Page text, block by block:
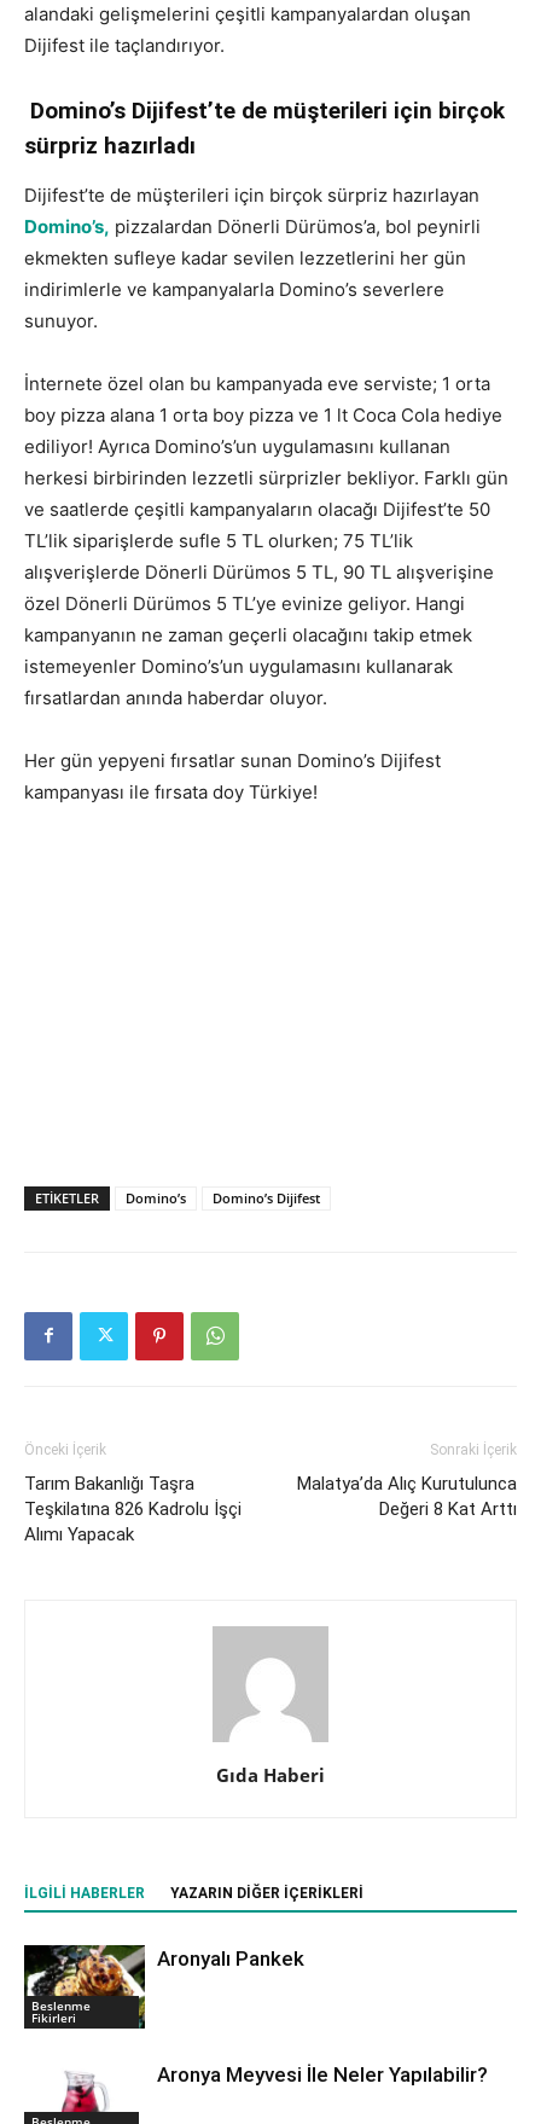
alandaki gelişmelerini çeşitli kampanyalardan oluşan
Dijifest ile taçlandırıyor.
Domino’s Dijifest’te de müşterileri için birçok
sürpriz hazırladı
Dijifest’te de müşterileri için birçok sürpriz hazırlayan
Domino’s, pizzalardan Dönerli Dürümos’a, bol peynirli
ekmekten sufleye kadar sevilen lezzetlerini her gün
indirimlerle ve kampanyalarla Domino’s severlere
sunuyor.
İnternete özel olan bu kampanyada eve serviste; 1 orta
boy pizza alana 1 orta boy pizza ve 1 lt Coca Cola hediye
ediliyor! Ayrıca Domino’s’un uygulamasını kullanan
herkesi birbirinden lezzetli sürprizler bekliyor. Farklı gün
ve saatlerde çeşitli kampanyaların olacağı Dijifest’te 50
TL’lik siparişlerde sufle 5 TL olurken; 75 TL’lik
alışverişlerde Dönerli Dürümos 5 TL, 90 TL alışverişine
özel Dönerli Dürümos 5 TL’ye evinize geliyor. Hangi
kampanyanın ne zaman geçerli olacağını takip etmek
istemeyenler Domino’s’un uygulamasını kullanarak
fırsatlardan anında haberdar oluyor.
Her gün yepyeni fırsatlar sunan Domino’s Dijifest
kampanyası ile fırsata doy Türkiye!
ETIKETLER Domino’s Domino’s Dijifest
Önceki İçerik
Tarım Bakanlığı Taşra
Teşkilatına 826 Kadrolu İşçi
Alımı Yapacak
Sonraki İçerik
Malatya’da Alıç Kurutulunca
Değeri 8 Kat Arttı
Gıda Haberi
İLGILI HABERLER YAZARIN DIĞER İÇERIKLERI
Beslenme
Fikirleri
Aronyalı Pankek
Aronya Meyvesi İle Neler Yapılabilir?